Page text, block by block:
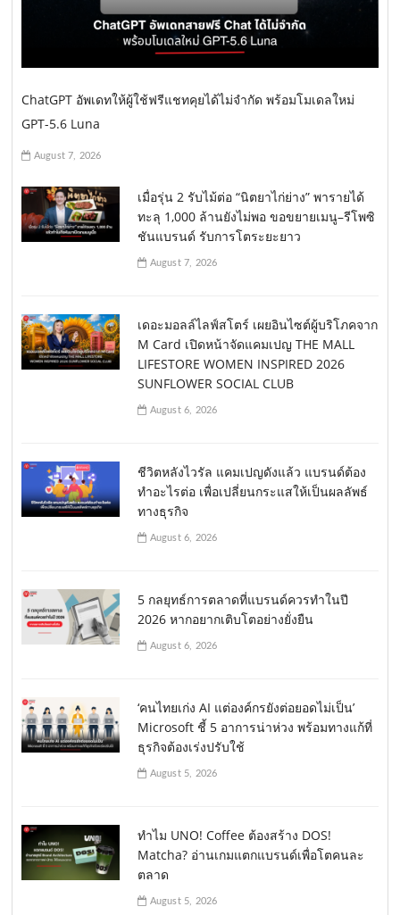
ChatGPT อัพเดทให้ผู้ใช้ฟรีแชทคุยได้ไม่จำกัด พร้อมโมเดลใหม่
GPT-5.6 Luna
August 7, 2026
เมื่อรุ่น 2 รับไม้ต่อ “นิตยาไก่ย่าง” พารายได้
ทะลุ 1,000 ล้านยังไม่พอ ขอขยายเมนู–รีโพซิ
ชันแบรนด์ รับการโตระยะยาว
August 7, 2026
เดอะมอลล์ไลฟ์สโตร์ เผยอินไซต์ผู้บริโภคจาก
M Card เปิดหน้าจัดแคมเปญ THE MALL
LIFESTORE WOMEN INSPIRED 2026
SUNFLOWER SOCIAL CLUB
August 6, 2026
ชีวิตหลังไวรัล แคมเปญดังแล้ว แบรนด์ต้อง
ทำอะไรต่อ เพื่อเปลี่ยนกระแสให้เป็นผลลัพธ์
ทางธุรกิจ
August 6, 2026
5 กลยุทธ์การตลาดที่แบรนด์ควรทำในปี
2026 หากอยากเติบโตอย่างยั่งยืน
August 6, 2026
‘คนไทยเก่ง AI แต่องค์กรยังต่อยอดไม่เป็น’
Microsoft ชี้ 5 อาการน่าห่วง พร้อมทางแก้ที่
ธุรกิจต้องเร่งปรับใช้
August 5, 2026
ทำไม UNO! Coffee ต้องสร้าง DOS!
Matcha? อ่านเกมแตกแบรนด์เพื่อโตคนละ
ตลาด
August 5, 2026